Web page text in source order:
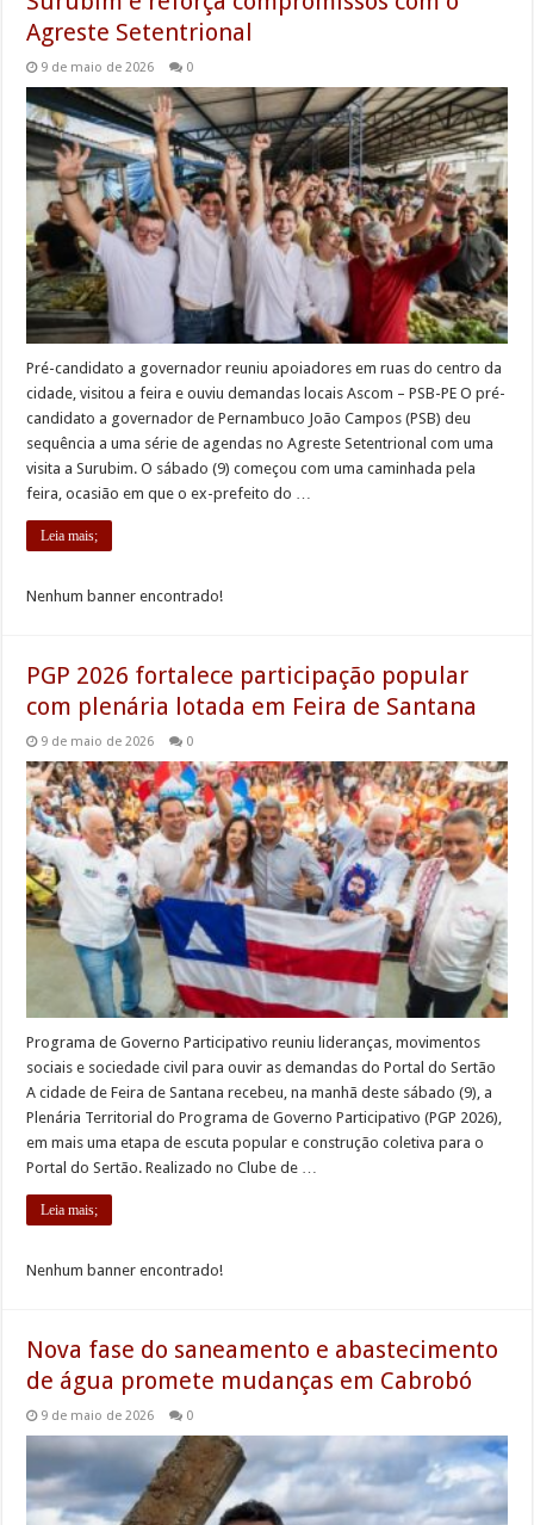
Agreste Setentrional
9 de maio de 2026 0
Pré-candidato a governador reuniu apoiadores em ruas do centro da
cidade, visitou a feira e ouviu demandas locais Ascom – PSB-PE O pré-
candidato a governador de Pernambuco João Campos (PSB) deu
sequência a uma série de agendas no Agreste Setentrional com uma
visita a Surubim. O sábado (9) começou com uma caminhada pela
feira, ocasião em que o ex-prefeito do …
Leia mais;
Nenhum banner encontrado!
PGP 2026 fortalece participação popular
com plenária lotada em Feira de Santana
9 de maio de 2026 0
Programa de Governo Participativo reuniu lideranças, movimentos
sociais e sociedade civil para ouvir as demandas do Portal do Sertão
A cidade de Feira de Santana recebeu, na manhã deste sábado (9), a
Plenária Territorial do Programa de Governo Participativo (PGP 2026),
em mais uma etapa de escuta popular e construção coletiva para o
Portal do Sertão. Realizado no Clube de …
Leia mais;
Nenhum banner encontrado!
Nova fase do saneamento e abastecimento
de água promete mudanças em Cabrobó
9 de maio de 2026 0